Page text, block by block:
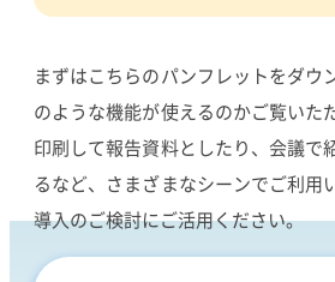
まずはこちらのパンフレットをダウ
のような機能が使えるのかご覧いた
印刷して報告資料としたり、会議で
るなど、さまざまなシーンでご利用
導入のご検討にご活用ください。